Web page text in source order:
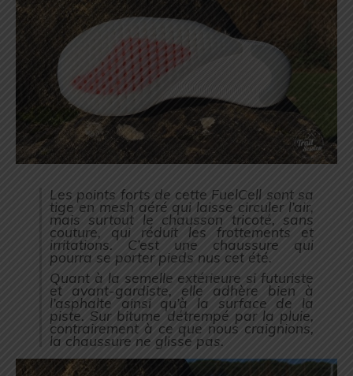
Les points forts de cette FuelCell sont sa
tige en mesh aéré qui laisse circuler l’air,
mais surtout le chausson tricoté, sans
couture, qui réduit les frottements et
irritations. C’est une chaussure qui
pourra se porter pieds nus cet été.
Quant à la semelle extérieure si futuriste
et avant-gardiste, elle adhère bien à
l’asphalte ainsi qu’à la surface de la
piste. Sur bitume détrempé par la pluie,
contrairement à ce que nous craignions,
la chaussure ne glisse pas.